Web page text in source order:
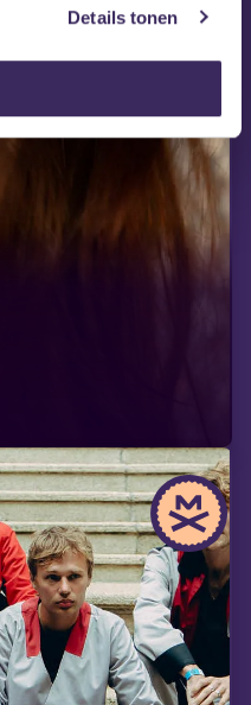
Details tonen